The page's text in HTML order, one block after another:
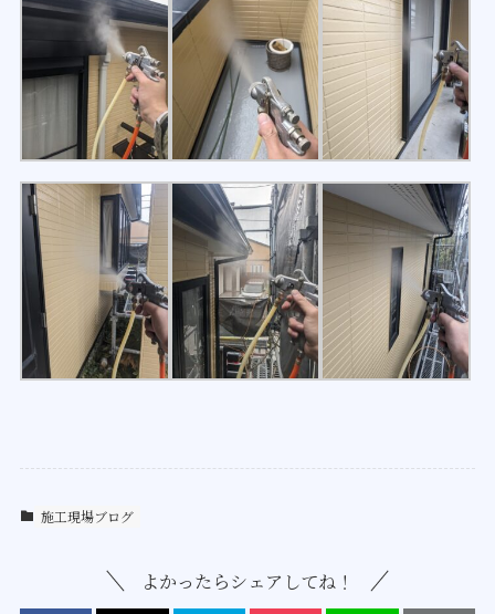
施工現場ブログ
よかったらシェアしてね！